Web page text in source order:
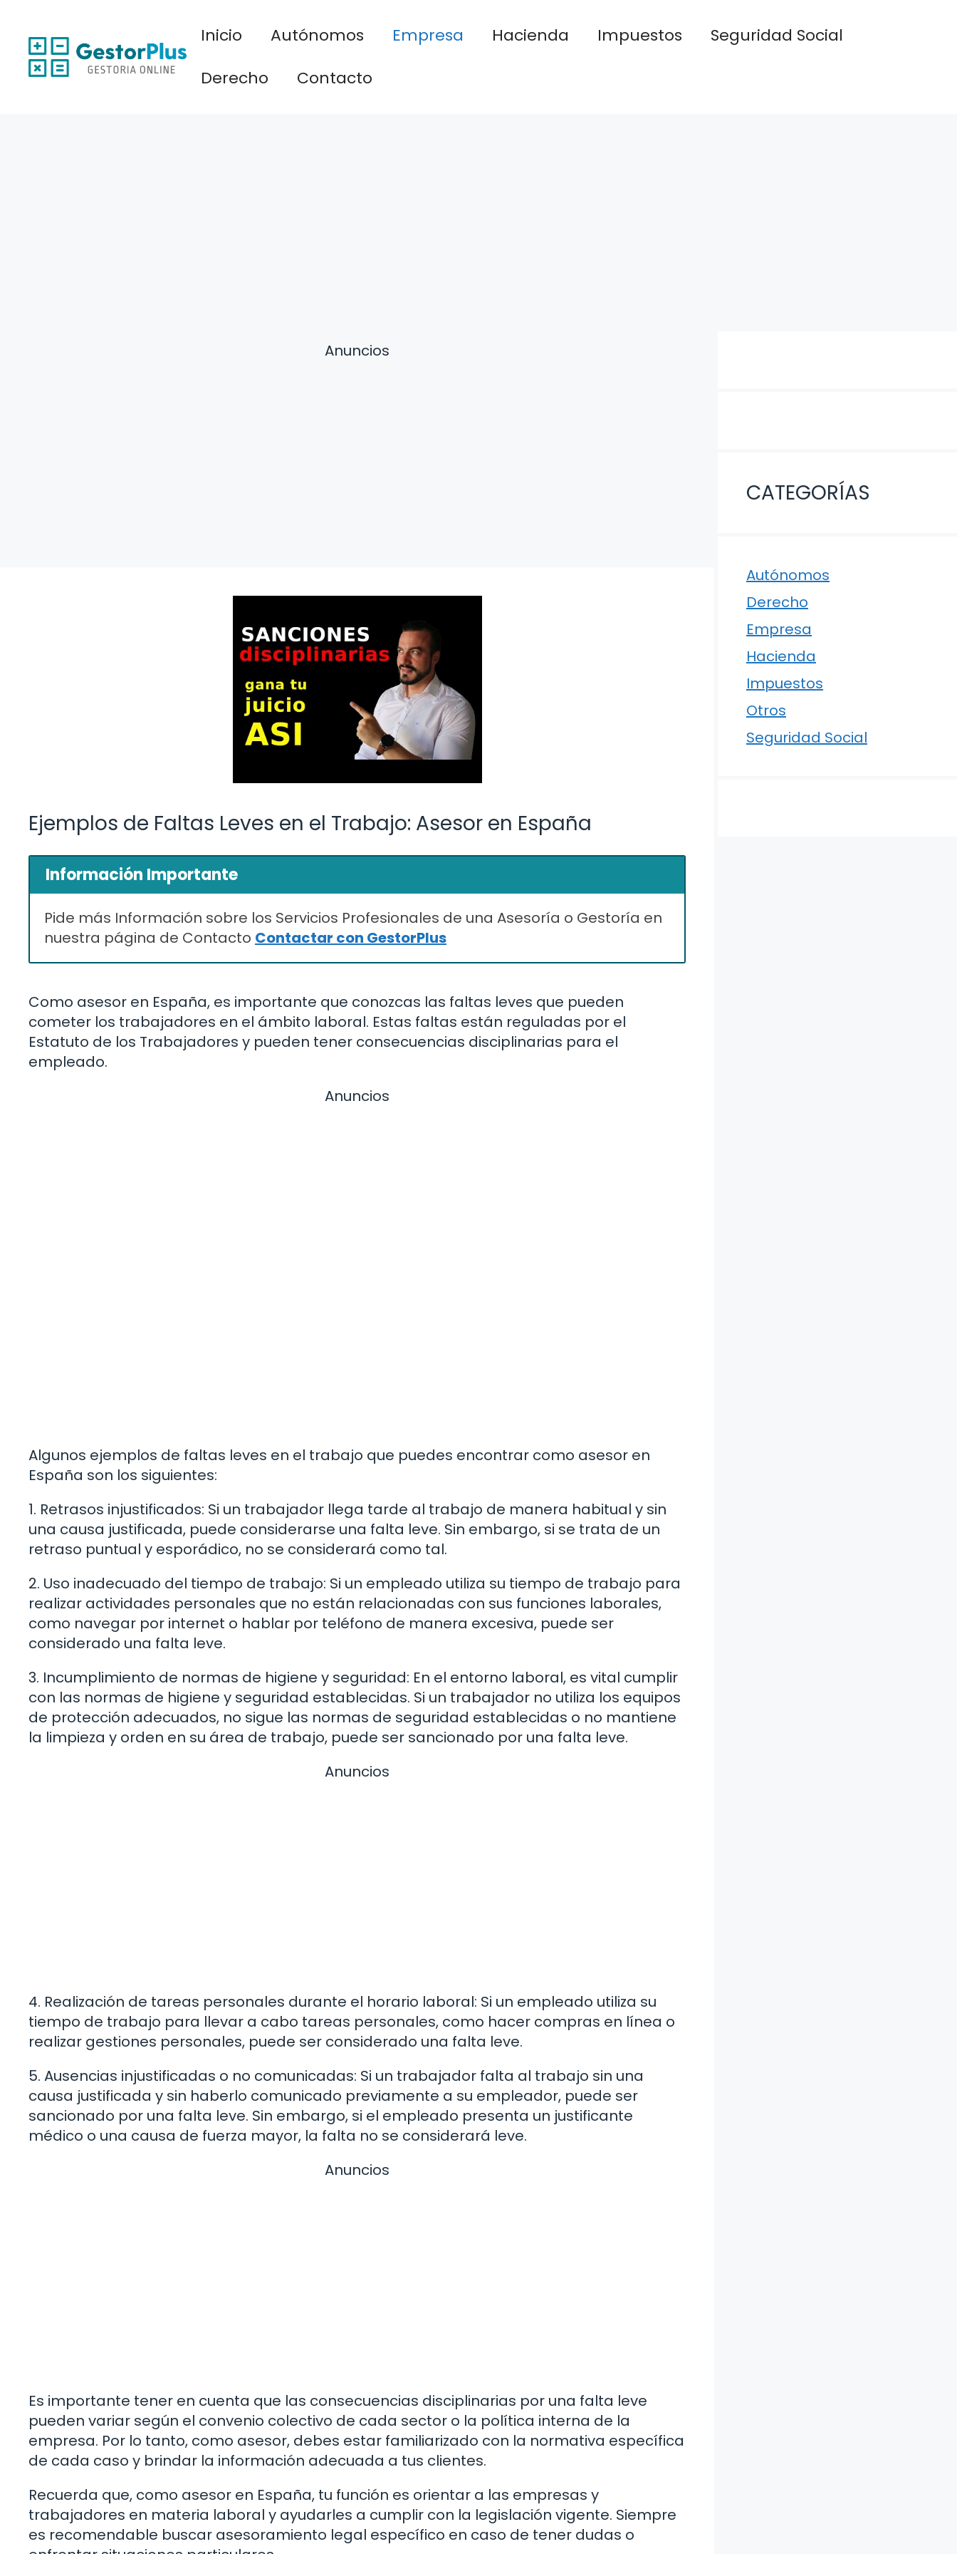
contenido
Inicio Autónomos Empresa Hacienda Impuestos
Seguridad Social
Derecho
Contacto
Anuncios
Ejemplos de Faltas Leves en el Trabajo: Asesor en España
Información Importante
Pide más Información sobre los Servicios Profesionales de una Asesoría o Gestoría en
nuestra página de Contacto Contactar con GestorPlus
Como asesor en España, es importante que conozcas las faltas leves que pueden
cometer los trabajadores en el ámbito laboral. Estas faltas están reguladas por el
Estatuto de los Trabajadores y pueden tener consecuencias disciplinarias para el
empleado.
Anuncios
Algunos ejemplos de faltas leves en el trabajo que puedes encontrar como asesor en
España son los siguientes:
1. Retrasos injustificados: Si un trabajador llega tarde al trabajo de manera habitual y sin
una causa justificada, puede considerarse una falta leve. Sin embargo, si se trata de un
retraso puntual y esporádico, no se considerará como tal.
2. Uso inadecuado del tiempo de trabajo: Si un empleado utiliza su tiempo de trabajo para
realizar actividades personales que no están relacionadas con sus funciones laborales,
como navegar por internet o hablar por teléfono de manera excesiva, puede ser
considerado una falta leve.
3. Incumplimiento de normas de higiene y seguridad: En el entorno laboral, es vital cumplir
con las normas de higiene y seguridad establecidas. Si un trabajador no utiliza los equipos
de protección adecuados, no sigue las normas de seguridad establecidas o no mantiene
la limpieza y orden en su área de trabajo, puede ser sancionado por una falta leve.
Anuncios
4. Realización de tareas personales durante el horario laboral: Si un empleado utiliza su
tiempo de trabajo para llevar a cabo tareas personales, como hacer compras en línea o
realizar gestiones personales, puede ser considerado una falta leve.
5. Ausencias injustificadas o no comunicadas: Si un trabajador falta al trabajo sin una
causa justificada y sin haberlo comunicado previamente a su empleador, puede ser
sancionado por una falta leve. Sin embargo, si el empleado presenta un justificante
médico o una causa de fuerza mayor, la falta no se considerará leve.
Anuncios
Es importante tener en cuenta que las consecuencias disciplinarias por una falta leve
pueden variar según el convenio colectivo de cada sector o la política interna de la
empresa. Por lo tanto, como asesor, debes estar familiarizado con la normativa específica
de cada caso y brindar la información adecuada a tus clientes.
Recuerda que, como asesor en España, tu función es orientar a las empresas y
trabajadores en materia laboral y ayudarles a cumplir con la legislación vigente. Siempre
es recomendable buscar asesoramiento legal específico en caso de tener dudas o
CATEGORÍAS
Autónomos
Derecho
Empresa
Hacienda
Impuestos
Otros
Seguridad Social